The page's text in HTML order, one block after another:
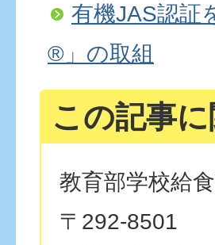
有機JAS認証
®」の取組
この記事
教育部学校給
〒292-8501